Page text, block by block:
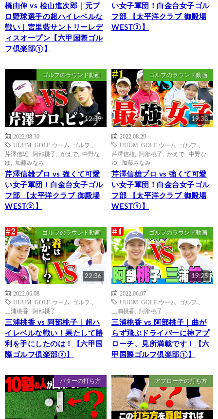
橋由伸 vs 桧山進次郎｜元プ
ロ野球選手の超ハイレベルな
戦い｜宮里藍サントリーレデ
ィスオープン【六甲国際ゴル
フ倶楽部①】
い女子軍団！白金台女子ゴル
フ部 【太平洋クラブ 御殿場
WEST③】
ゴルフのラウンド動画
12:39
2022.08.30
UUUM GOLF-ウーム ゴルフ-
芹澤信雄
阿部桃子 かえで
中野な
ゆ
加藤みなみ
芹澤信雄プロ vs 強くて可愛
い女子軍団！白金台女子ゴル
フ部 【太平洋クラブ 御殿場
WEST②】
ゴルフのラウンド動画
19:33
2022.08.29
UUUM GOLF-ウーム ゴルフ-
芹澤信雄
阿部桃子 かえで
中野な
ゆ
加藤みなみ
芹澤信雄プロ vs 強くて可愛
い女子軍団！白金台女子ゴル
フ部 【太平洋クラブ 御殿場
WEST①】
ゴルフのラウンド動画
22:36
2022.06.08
UUUM GOLF-ウーム ゴルフ-
三浦桃香
阿部桃子
三浦桃香 vs 阿部桃子｜超ハ
イレベルな戦い！果たして勝
利を手にしたのは！【六甲国
際ゴルフ倶楽部②】
ゴルフのラウンド動画
19:25
2022.06.07
UUUM GOLF-ウーム ゴルフ-
三浦桃香
阿部桃子
三浦桃香 vs 阿部桃子｜曲が
らず飛ぶドライバーに神アプ
ローチ、見所満載です！【六
甲国際ゴルフ倶楽部①】
パターの打ち方 アプローチの打ち方